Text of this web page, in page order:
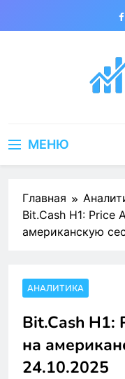
МЕНЮ
Главная
Bit.Cash H1: Price
американскую
АНАЛИТИКА
Bit.Cash H1:
на
24.10.2025